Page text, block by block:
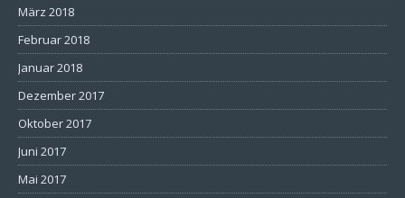
März 2018
Februar 2018
Januar 2018
Dezember 2017
Oktober 2017
Juni 2017
Mai 2017